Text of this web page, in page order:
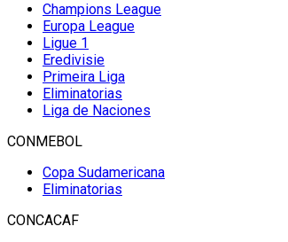
Champions League
Europa League
Ligue 1
Eredivisie
Primeira Liga
Eliminatorias
Liga de Naciones
CONMEBOL
Copa Sudamericana
Eliminatorias
CONCACAF